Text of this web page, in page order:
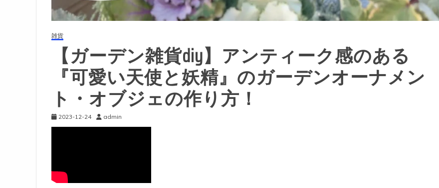
雑貨
【ガーデン雑貨diy】アンティーク感のある
『可愛い天使と妖精』のガーデンオーナメン
ト・オブジェの作り方！
2023-12-24 admin